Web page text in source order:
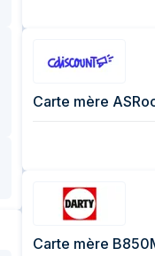
Carte mère
Carte mère